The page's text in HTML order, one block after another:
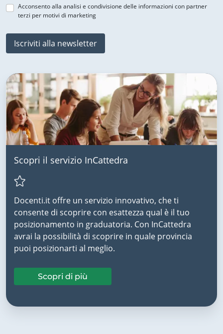
Acconsento alla analisi e condivisione delle informazioni con partner
terzi per motivi di marketing
Iscriviti alla newsletter
Scopri il servizio InCattedra
Docenti.it offre un servizio innovativo, che ti
consente di scoprire con esattezza qual è il tuo
posizionamento in graduatoria. Con InCattedra
avrai la possibilità di scoprire in quale provincia
puoi posizionarti al meglio.
Scopri di più